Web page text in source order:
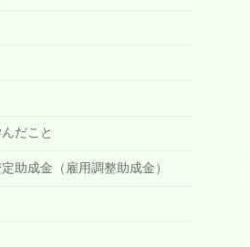
だこと
助成金（雇用調整助成金）